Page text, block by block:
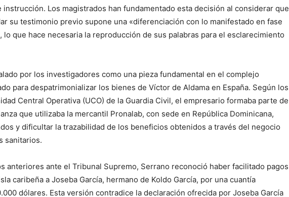
instrucción. Los magistrados han fundamentado esta decisión al considerar que
su testimonio previo supone una «diferenciación con lo manifestado en fase
lo que hace necesaria la reproducción de sus palabras para el esclarecimiento
por los investigadores como una pieza fundamental en el complejo
para despatrimonializar los bienes de Víctor de Aldama en España. Según los
Central Operativa (UCO) de la Guardia Civil, el empresario formaba parte de
que utilizaba la mercantil Pronalab, con sede en República Dominicana,
y dificultar la trazabilidad de los beneficios obtenidos a través del negocio
sanitarios.
anteriores ante el Tribunal Supremo, Serrano reconoció haber facilitado pagos
caribeña a Joseba García, hermano de Koldo García, por una cuantía
dólares. Esta versión contradice la declaración ofrecida por Joseba García